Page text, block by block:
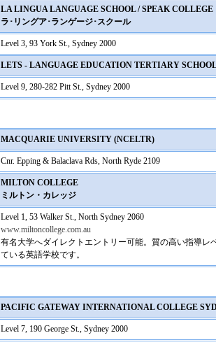
LA LINGUA LANGUAGE SCHOOL / SPEAK COLLEGE
ラ･リングア･ランゲージ･スクール
Level 3, 93 York St., Sydney 2000
LETS - LANGUAGE EDUCATION TERTIARY
Level 9, 280-282 Pitt St., Sydney 2000
MACQUARIE UNIVERSITY (NCELTR)
Cnr. Epping & Balaclava Rds, North Ryde 2109
MILTON COLLEGE
ミルトン・カレッジ
Level 1, 53 Walker St., North Sydney 2060
www.miltoncollege.com.au
有名大学へダイレクトエントリー可能。質の高い指導レ
ている英語学校です。
PACIFIC GATEWAY INTERNATIONAL COLLEGE
Level 7, 190 George St., Sydney 2000